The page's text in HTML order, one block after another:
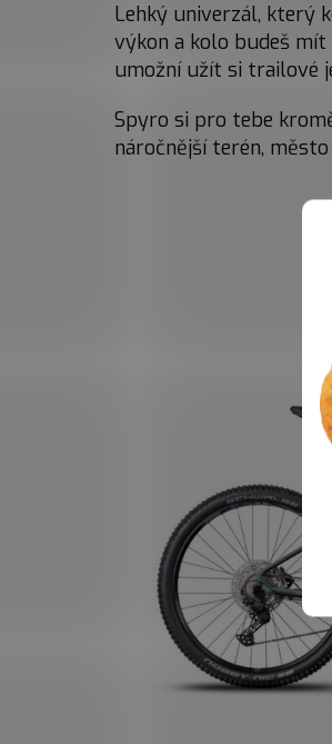
Lehký univerzál, který
výkon a kolo budeš
umožní užít si trailové
Spyro si pro tebe
náročnější terén,